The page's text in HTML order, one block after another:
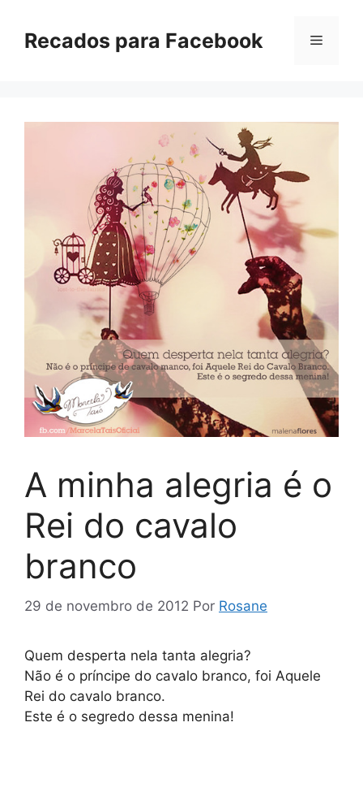
paraRecados para Facebook Menu
A minha alegria é o
Rei do cavalo
branco
29 de novembro de 2012 Por Rosane
Quem desperta nela tanta alegria?
Não é o príncipe do cavalo branco, foi Aquele
Rei do cavalo branco.
Este é o segredo dessa menina!